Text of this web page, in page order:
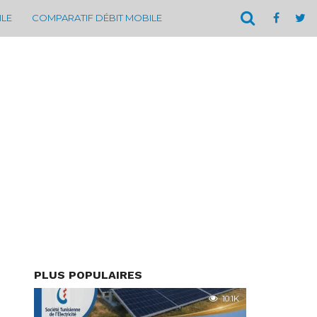
COMPARATIF DÉBIT MOBILE
PLUS POPULAIRES
10.1K